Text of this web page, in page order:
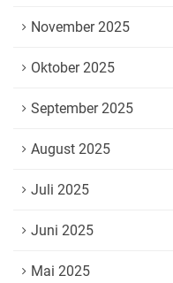
November 2025
Oktober 2025
September 2025
August 2025
Juli 2025
Juni 2025
Mai 2025